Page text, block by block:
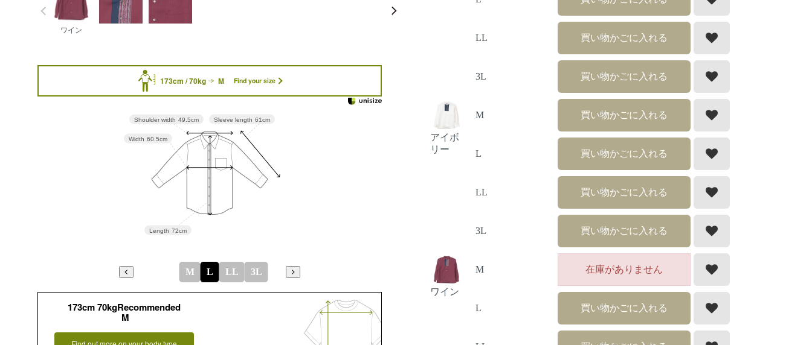
ワイン
173cm / 70kg M Find your size
Sleeve length 61cm
Length 72cm
Width 60.5cm
Shoulder width 49.5cm
M L LL 3L
173cm 70kgRecommended
M
LL 買い物かごに入れる
3L 買い物かごに入れる
アイボ
リー
M 買い物かごに入れる
L 買い物かごに入れる
LL 買い物かごに入れる
3L 買い物かごに入れる
ワイン
M 在庫がありません
L 買い物かごに入れる